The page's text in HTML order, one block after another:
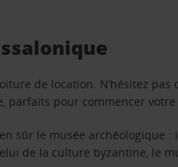
de location. N’hésitez
parfaits pour commencer
sûr le musée archéologique
de la culture byzantine, le